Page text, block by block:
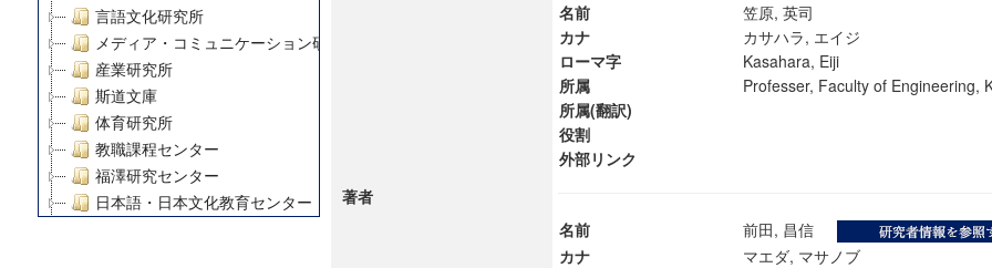
言語文化研究所
メディア・コミュニケーション研究所
産業研究所
斯道文庫
体育研究所
教職課程センター
福澤研究センター
日本語・日本文化教育センター
著者
名前
笠原, 英司
カナ
カサハラ, エイジ
ローマ字
Kasahara, Eiji
所属
Professer, Faculty of Engineering,
所属(翻訳)
役割
外部リンク
名前
前田, 昌信
カナ
マエダ, マサノブ